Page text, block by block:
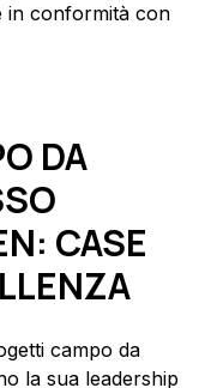
in conformità con
DA
CASE
campo da
la sua leadership